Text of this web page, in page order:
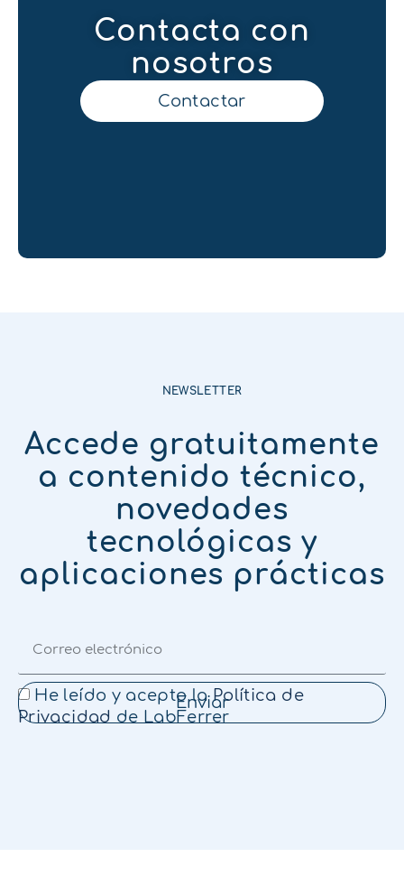
Contacta con
nosotros
Contactar
NEWSLETTER
Accede gratuitamente
a contenido técnico,
novedades
tecnológicas y
aplicaciones prácticas
He leído y acepto la Política de
Privacidad de LabFerrer
Enviar